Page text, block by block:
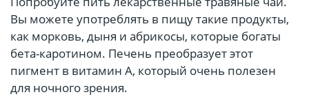
Вы можете употреблять в пищу такие продукты,
как морковь, дыня и абрикосы, которые богаты
бета-каротином. Печень преобразует этот
пигмент в витамин А, который очень полезен
для ночного зрения.